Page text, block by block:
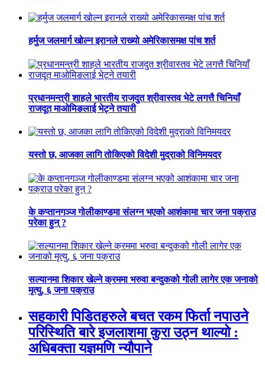
हर्मुज जलमार्ग खोल्न इरानले राख्यो अमेरिकासमक्ष पांच शर्त
प्रधानमन्त्री शाहले भारतीय राजदुत श्रीवास्तव भेटे लगत्तै चिनियाँ
राजदूत माओमिङलाई भेट्ने तयारी
यस्तो छ, आजका लागि तोकिएको विदेशी मुद्राको विनिमयदर
के कप्तानगञ्ज गोलीकाण्डमा संलग्न भएको आशंकामा चार जना पक्राउ
परेका हुन् ?
सल्यानमा शिकार खेल्ने क्रममा भरुवा बन्दुकको गोली लागेर एक जनाको
मृत्यु, ६ जना पक्राउ
सहकारी पिडितहरुले बचत रकम फिर्ता नपाउने
परिस्थिति बारे इजलाशमा कुरा उठ्न थाल्यो :
अधिबक्ता यज्ञमणि न्यौपाने